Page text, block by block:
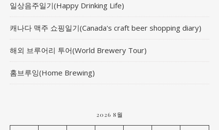
일상음주일기(Happy Drinking Life)
캐나다 맥주 쇼핑일기(Canada's craft beer shopping diary)
해외 브루어리 투어(World Brewery Tour)
홈브루잉(Home Brewing)
2026 8월